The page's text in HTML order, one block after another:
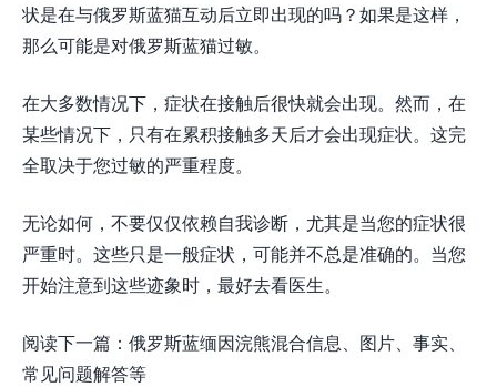
状是在与俄罗斯蓝猫互动后立即出现的吗？如果是这样，
那么可能是对俄罗斯蓝猫过敏。
在大多数情况下，症状在接触后很快就会出现。然而，在
某些情况下，只有在累积接触多天后才会出现症状。这完
全取决于您过敏的严重程度。
无论如何，不​​要仅仅依赖自我诊断，尤其是当您的症状很
严重时。这些只是一般症状，可能并不总是准确的。当您
开始注意到这些迹象时，最好去看医生。
阅读下一篇：俄罗斯蓝缅因浣熊混合信息、图片、事实、
常见问题解答等